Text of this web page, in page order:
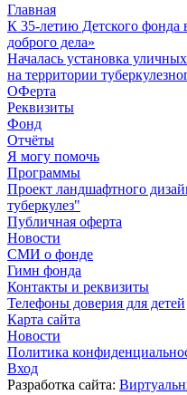
Главная
К 35-летию Детского
доброго дела»
Началась установка
на территории
ОФерта
Реквизиты
Фонд
Отчёты
Я могу помочь
Программы
Проект ландшафтного
туберкулез"
Публичная оферта
Новости
СМИ о фонде
Гимн фонда
Контакты и реквизиты
Телефоны доверия для детей
Карта сайта
Новости
Политика
Вход
Разработка сайта: